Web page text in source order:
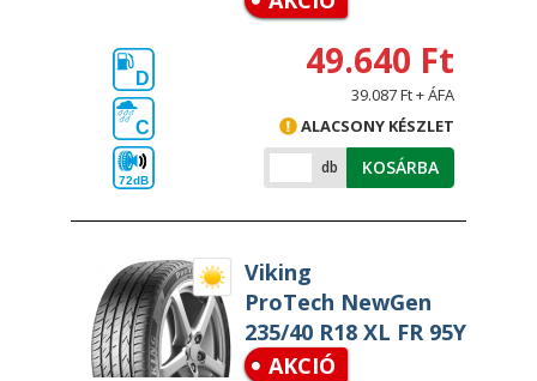
D
C
72dB
49.640 Ft
39.087 Ft + ÁFA
ALACSONY KÉSZLET
db KOSÁRBA
Viking
ProTech NewGen
235/40 R18 XL FR 95Y
AKCIÓ